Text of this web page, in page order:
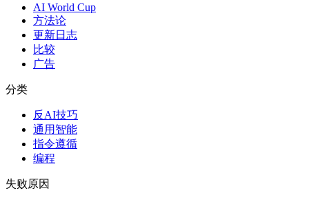
AI World Cup
方法论
更新日志
比较
广告
分类
反AI技巧
通用智能
指令遵循
编程
失败原因